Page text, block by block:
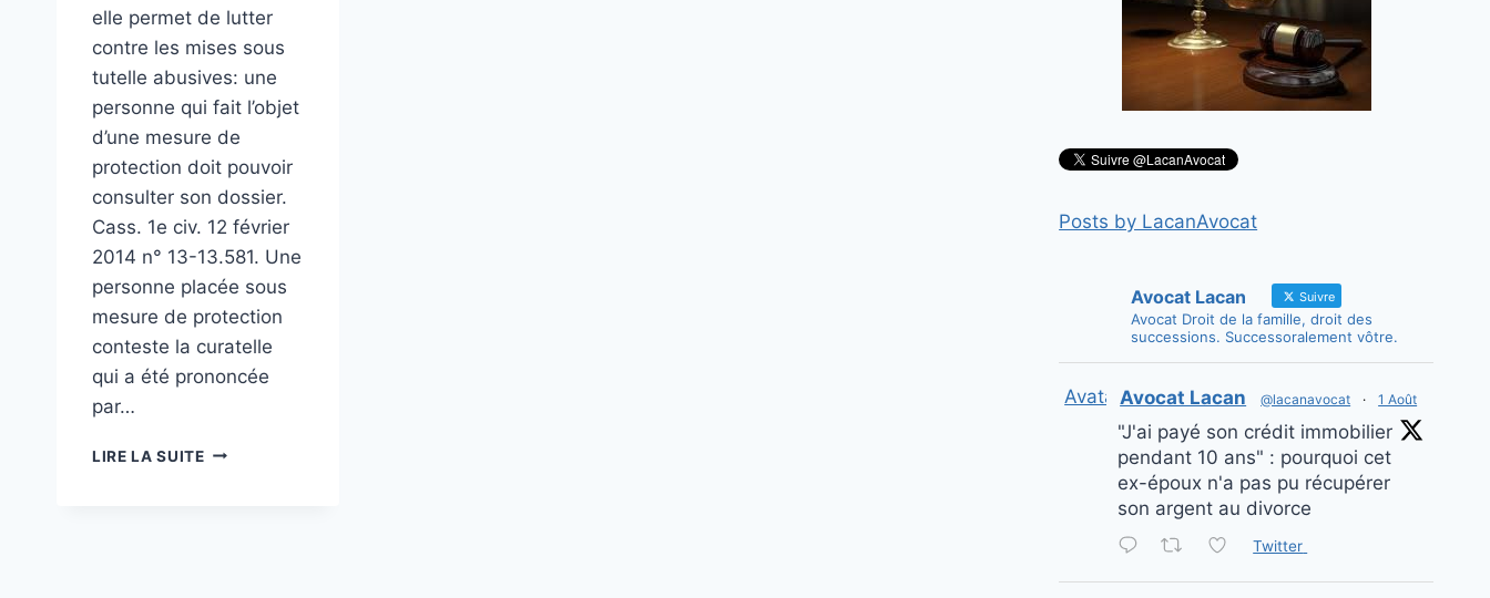
elle permet de lutter
contre les mises sous
tutelle abusives: une
personne qui fait l’objet
d’une mesure de
protection doit pouvoir
consulter son dossier.
Cass. 1e civ. 12 février
2014 n° 13-13.581. Une
personne placée sous
mesure de protection
conteste la curatelle
qui a été prononcée
par…
LIRE LA SUITE TUTELLE
Posts by LacanAvocat
Avocat Lacan Suivre
Avocat Droit de la famille, droit des
successions. Successoralement vôtre.
AvatarAvocat Lacan @lacanavocat · 1 Août
"J'ai payé son crédit immobilier
pendant 10 ans" : pourquoi cet
ex-époux n'a pas pu récupérer
son argent au divorce
Twitter